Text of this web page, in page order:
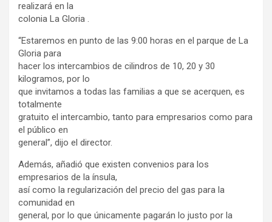
realizará en la
colonia La Gloria .
“Estaremos en punto de las 9:00 horas en el parque de La
Gloria para
hacer los intercambios de cilindros de 10, 20 y 30
kilogramos, por lo
que invitamos a todas las familias a que se acerquen, es
totalmente
gratuito el intercambio, tanto para empresarios como para
el público en
general”, dijo el director.
Además, añadió que existen convenios para los
empresarios de la ínsula,
así como la regularización del precio del gas para la
comunidad en
general, por lo que únicamente pagarán lo justo por la